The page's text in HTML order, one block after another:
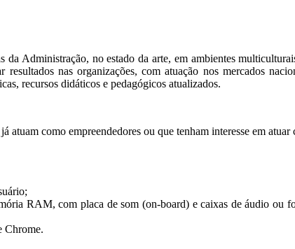
Administração, no estado da arte, em ambientes
nas organizações, com atuação nos mercados
recursos didáticos e pedagógicos atualizados.
como empreendedores ou que tenham interesse em
RAM, com placa de som (on-board) e caixas de áudio ou
Chrome.